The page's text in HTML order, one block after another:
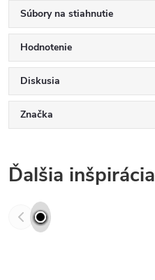
Súbory na stiahnutie
Hodnotenie
Diskusia
Značka
Ďalšia inšpirácia